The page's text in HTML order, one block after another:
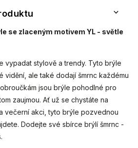
se zlaceným motivem YL - světle
vypadat stylově a trendy. Tyto brýle
vidění, ale také dodají šmrnc každému
jsou brýle pohodlné pro
zaujmou. Ať už se chystáte na
večerní akci, tyto brýle pozvednou
Dodejte své sbírce brýlí šmrnc -